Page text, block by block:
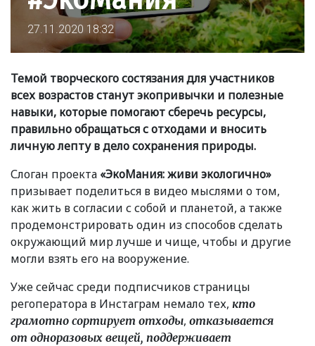
27.11.2020 18:32
Темой творческого состязания для участников
всех возрастов станут экопривычки и полезные
навыки, которые помогают сберечь ресурсы,
правильно обращаться с отходами и вносить
личную лепту в дело сохранения природы.
Слоган проекта «ЭкоМания: живи экологично»
призывает поделиться в видео мыслями о том,
как жить в согласии с собой и планетой, а также
продемонстрировать один из способов сделать
окружающий мир лучше и чище, чтобы и другие
могли взять его на вооружение.
Уже сейчас среди подписчиков страницы
регоператора в Инстаграм немало тех, кто
грамотно сортирует отходы, отказывается
от одноразовых вещей, поддерживает